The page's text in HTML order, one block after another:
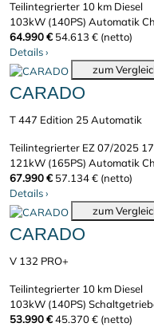
Teilintegrierter 10 km Diesel
103kW (140PS) Automatik
64.990 € 54.613 € (netto)
Details›
zum
CARADO
T 447 Edition 25 Automatik
Teilintegrierter EZ 07/2025
121kW (165PS) Automatik
67.990 € 57.134 € (netto)
Details›
zum
CARADO
V 132 PRO+
Teilintegrierter 10 km Diesel
103kW (140PS)
53.990 €45.370 € (netto)